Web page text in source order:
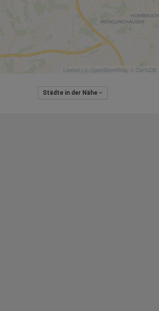
Leaflet | © OpenStreetMap © CartoDB
Städte in der Nähe